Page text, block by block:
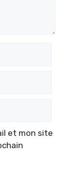
et mon site